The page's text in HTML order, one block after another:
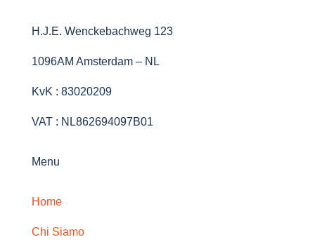
H.J.E. Wenckebachweg 123
1096AM Amsterdam – NL
KvK : 83020209
VAT : NL862694097B01
Menu
Home
Chi Siamo